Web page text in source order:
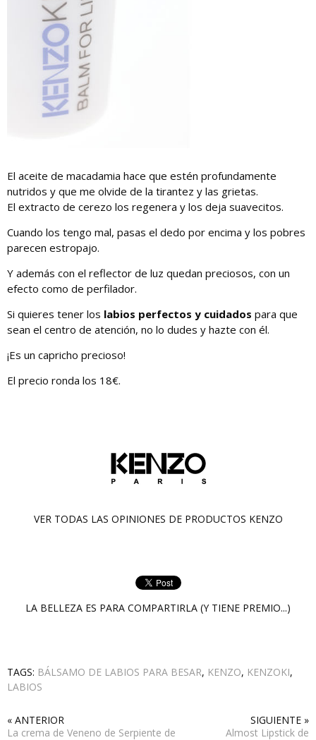
El aceite de macadamia hace que estén profundamente
nutridos y que me olvide de la tirantez y las grietas.
El extracto de cerezo los regenera y los deja suavecitos.
Cuando los tengo mal, pasas el dedo por encima y los pobres
parecen estropajo.
Y además con el reflector de luz quedan preciosos, con un
efecto como de perfilador.
Si quieres tener los labios perfectos y cuidados para que
sean el centro de atención, no lo dudes y hazte con él.
¡Es un capricho precioso!
El precio ronda los 18€.
VER TODAS LAS OPINIONES DE PRODUCTOS KENZO
LA BELLEZA ES PARA COMPARTIRLA (Y TIENE PREMIO...)
TAGS: BÁLSAMO DE LABIOS PARA BESAR, KENZO, KENZOKI,
LABIOS
« ANTERIOR
La crema de Veneno de Serpiente de
SIGUIENTE »
Almost Lipstick de